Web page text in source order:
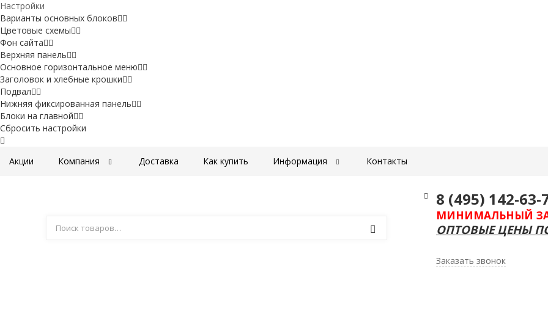
Настройки
Варианты основных блоков
Цветовые схемы
Фон сайта
Верхняя панель
Основное горизонтальное меню
Заголовок и хлебные крошки
Подвал
Нижняя фиксированная панель
Блоки на главной
Сбросить настройки
Акции Компания Доставка Как купить Информация Контакты
8 (495) 142-63-
МИНИМАЛЬНЫЙ
ОПТОВЫЕ ЦЕНЫ
Заказать звонок